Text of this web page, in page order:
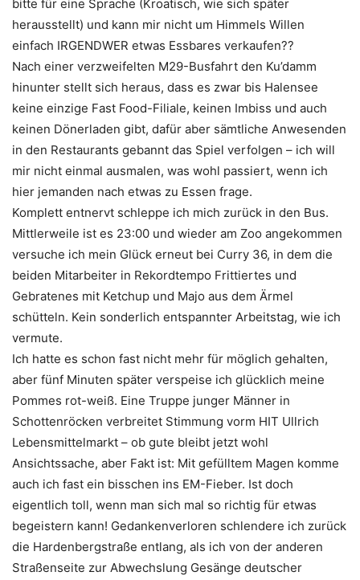
bitte für eine Sprache (Kroatisch, wie sich später
herausstellt) und kann mir nicht um Himmels Willen
einfach IRGENDWER etwas Essbares verkaufen??
Nach einer verzweifelten M29-Busfahrt den Ku’damm
hinunter stellt sich heraus, dass es zwar bis Halensee
keine einzige Fast Food-Filiale, keinen Imbiss und auch
keinen Dönerladen gibt, dafür aber sämtliche Anwesenden
in den Restaurants gebannt das Spiel verfolgen – ich will
mir nicht einmal ausmalen, was wohl passiert, wenn ich
hier jemanden nach etwas zu Essen frage.
Komplett entnervt schleppe ich mich zurück in den Bus.
Mittlerweile ist es 23:00 und wieder am Zoo angekommen
versuche ich mein Glück erneut bei Curry 36, in dem die
beiden Mitarbeiter in Rekordtempo Frittiertes und
Gebratenes mit Ketchup und Majo aus dem Ärmel
schütteln. Kein sonderlich entspannter Arbeitstag, wie ich
vermute.
Ich hatte es schon fast nicht mehr für möglich gehalten,
aber fünf Minuten später verspeise ich glücklich meine
Pommes rot-weiß. Eine Truppe junger Männer in
Schottenröcken verbreitet Stimmung vorm HIT Ullrich
Lebensmittelmarkt – ob gute bleibt jetzt wohl
Ansichtssache, aber Fakt ist: Mit gefülltem Magen komme
auch ich fast ein bisschen ins EM-Fieber. Ist doch
eigentlich toll, wenn man sich mal so richtig für etwas
begeistern kann! Gedankenverloren schlendere ich zurück
die Hardenbergstraße entlang, als ich von der anderen
Straßenseite zur Abwechslung Gesänge deutscher